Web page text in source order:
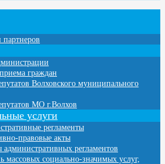
партнеров
граждан
Волховского муниципального
МО г.Волхов
услуги
регламенты
правовые акты
административных регламентов
массовых социально-значимых услуг,